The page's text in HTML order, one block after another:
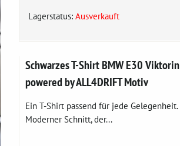
Lagerstatus: Ausverkauft
Schwarzes T-Shirt BMW E30 Viktorin
powered by ALL4DRIFT Motiv
Ein T-Shirt passend für jede Gelegenheit.
Moderner Schnitt, der...